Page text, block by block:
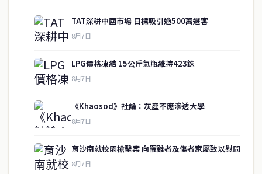
TAT深耕中國市場 目標吸引逾500萬遊客
8月7日
LPG價格凍結 15公斤氣瓶維持423銖
8月7日
《Khaosod》社論：灰產不應滲透大學
8月7日
育沙南就校園槍擊案 向罹難者及傷者家屬致以慰問
8月7日
關於我們
service@thaichinesenews.com